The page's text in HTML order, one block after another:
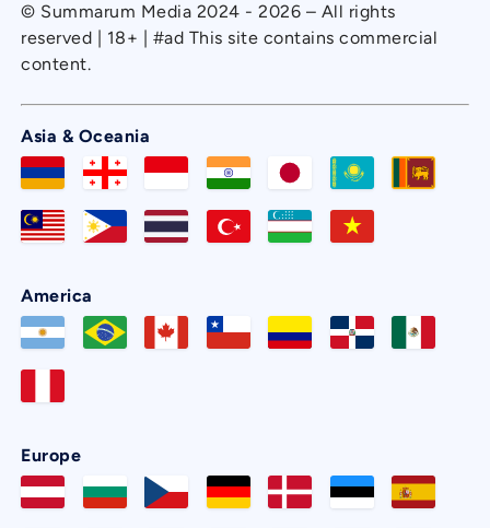
© Summarum Media 2024 - 2026 – All rights
reserved | 18+ | #ad This site contains commercial
content.
Asia & Oceania
America
Europe